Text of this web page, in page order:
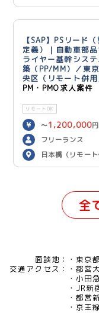
【SAP】PSリード
定義）｜自動車部
ライヤー基幹シス
築（PP/MM）／東
央区（リモート併用
PM・PMO求人案件
リモートOK
〜1,200,000
フリーランス
日本橋（リモー
用）
全
面談地：
東京
交通アクセス：
都営
小田
JR新
都営
京王